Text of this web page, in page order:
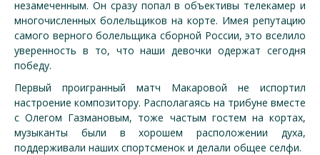
незамеченным. Он сразу попал в объективы телекамер и
многочисленных болельщиков на корте. Имея репутацию
самого верного болельщика сборной России, это вселило
уверенность в то, что наши девочки одержат сегодня
победу.
Первый проигранный матч Макаровой не испортил
настроение композитору. Располагаясь на трибуне вместе
с Олегом Газмановым, тоже частым гостем на кортах,
музыканты были в хорошем расположении духа,
поддерживали наших спортсменок и делали общее селфи.